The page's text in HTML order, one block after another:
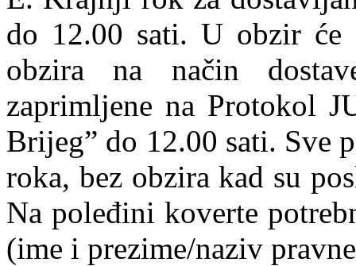
do 12.00 sati. U obzir će
obzira na način
zaprimljene na Protokol
Brijeg” do 12.00 sati. Sve
roka, bez obzira kad su
Na poleđini koverte
(ime i prezime/naziv